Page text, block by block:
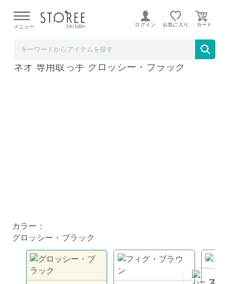
よる配送遅延が発生しております。
メニュー ログイン お気に入り
ティファール T-fal フライパン インジニオ・
ネオ 専用取っ手 グロッシー・ブラック
カラー：
グロッシー・ブラック